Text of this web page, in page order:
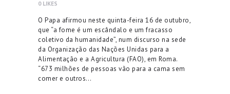
0 LIKES
O Papa afirmou neste quinta-feira 16 de outubro,
que “a fome é um escândalo e um fracasso
coletivo da humanidade”, num discurso na sede
da Organização das Nações Unidas para a
Alimentação e a Agricultura (FAO), em Roma.
“673 milhões de pessoas vão para a cama sem
comer e outros…